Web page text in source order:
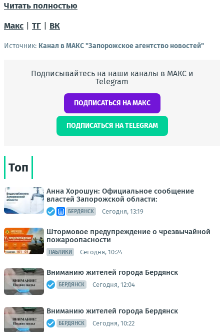
Читать полностью
Макс
ТГ ВК
Источник: Канал в МАКС "Запорожское агентство новостей"
Подписывайтесь на наши каналы в МАКС и
Telegram
ПОДПИСАТЬСЯ НА МАКС
ПОДПИСАТЬСЯ НА TELEGRAM
Топ
Анна Хорошун: Официальное сообщение
властей Запорожской области:
БЕРДЯНСК Сегодня, 13:19
Штормовое предупреждение о чрезвычайной
пожароопасности
ПАБЛИКИ Сегодня, 10:24
Вниманию жителей города Бердянск
БЕРДЯНСК Сегодня, 12:04
Вниманию жителей города Бердянск
БЕРДЯНСК Сегодня, 10:22